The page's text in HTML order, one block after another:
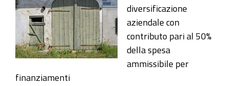
diversificazione
aziendale con
contributo pari al 50%
della spesa
ammissibile per
finanziamenti